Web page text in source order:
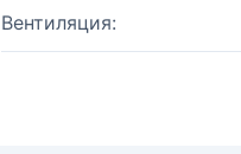
Вентиляция: